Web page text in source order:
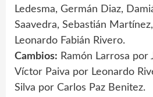
Ledesma, Germán Diaz,
Saavedra, Sebastián
Leonardo Fabián Rivero.
Cambios: Ramón Larrosa por
Víctor Paiva por Leonardo
Silva por Carlos Paz Benitez.